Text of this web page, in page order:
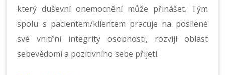
který duševní onemocnění může přinášet. Tým
spolu s pacientem/klientem pracuje na posílené
své vnitřní integrity osobnosti, rozvíjí oblast
sebevědomí a pozitivního sebe přijetí.